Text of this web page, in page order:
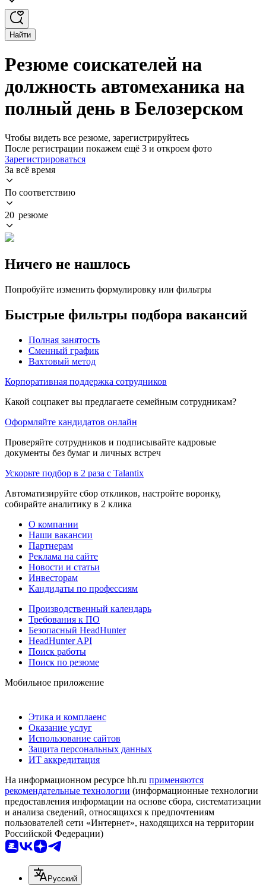
Найти
Резюме соискателей на
должность автомеханика на
полный день в Белозерском
Чтобы видеть все резюме, зарегистрируйтесь
После регистрации покажем ещё 3 и откроем фото
Зарегистрироваться
За всё время
По соответствию
20 резюме
Ничего не нашлось
Попробуйте изменить формулировку или фильтры
Быстрые фильтры подбора вакансий
Полная занятость
Сменный график
Вахтовый метод
Корпоративная поддержка сотрудников
Какой соцпакет вы предлагаете семейным сотрудникам?
Оформляйте кандидатов онлайн
Проверяйте сотрудников и подписывайте кадровые
документы без бумаг и личных встреч
Ускорьте подбор в 2 раза с Talantix
Автоматизируйте сбор откликов, настройте воронку,
собирайте аналитику в 2 клика
О компании
Наши вакансии
Партнерам
Реклама на сайте
Новости и статьи
Инвесторам
Кандидаты по профессиям
Производственный календарь
Требования к ПО
Безопасный HeadHunter
HeadHunter API
Поиск работы
Поиск по резюме
Мобильное приложение
Этика и комплаенс
Оказание услуг
Использование сайтов
Защита персональных данных
ИТ аккредитация
На информационном ресурсе hh.ru применяются
рекомендательные технологии (информационные технологии
предоставления информации на основе сбора, систематизации
и анализа сведений, относящихся к предпочтениям
пользователей сети «Интернет», находящихся на территории
Российской Федерации)
Русский